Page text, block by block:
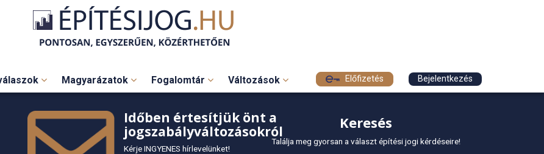
Magyarázatok Fogalomtár Változások Előfizetés Bejelentkezés
Időben értesítjük önt a
jogszabályváltozásokról
Kérje INGYENES hírlevelünket!
Keresés
Találja meg gyorsan a választ építési jogi kérdéseire!